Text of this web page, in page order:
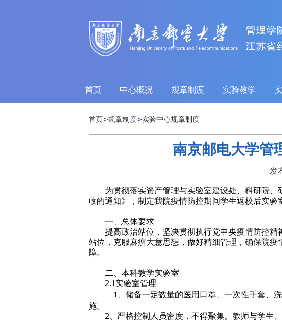
首页 中心概况 规章制度 实验教学
首页 规章制度 实验中心规章制度
南京邮电大学管
发
为贯彻落实资产管理与实验室建设处、科研院
收的通知》，制定我院疫情防控期间学生返校后实验
一、总体要求
提高政治站位，坚决贯彻执行党中央疫情防控
站位，克服麻痹大意思想，做好精细管理，确保院
障。
二、本科教学实验室
2.1 实验室管理
1
、储备一定数量的医用口罩、一次性手套、
施。
2 、严格控制人员密度，不得聚集。教师与学生